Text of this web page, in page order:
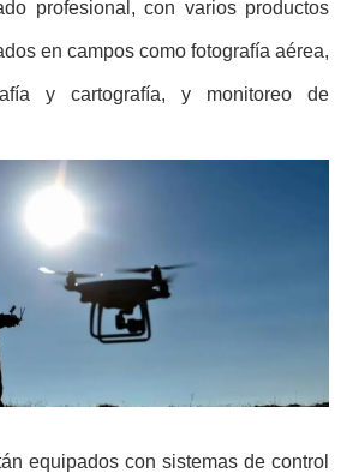
profesional, con varios productos
en campos como fotografía aérea,
y cartografía, y monitoreo de
equipados con sistemas de control